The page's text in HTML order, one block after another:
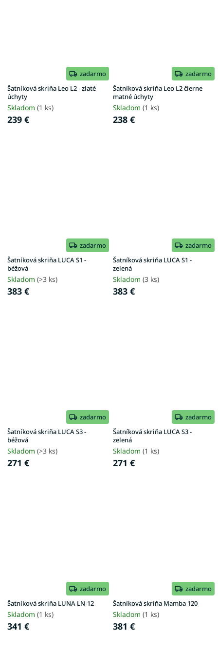
zadarmo
Šatníková skriňa Leo L2 - zlaté
úchyty
Skladom (1 ks)
239 €
zadarmo
Šatníková skriňa Leo L2 čierne
matné úchyty
Skladom (1 ks)
238 €
zadarmo
Šatníková skriňa LUCA S1 -
béžová
Skladom (>3 ks)
383 €
zadarmo
Šatníková skriňa LUCA S1 -
zelená
Skladom (3 ks)
383 €
zadarmo
Šatníková skriňa LUCA S3 -
béžová
Skladom (>3 ks)
271 €
zadarmo
Šatníková skriňa LUCA S3 -
zelená
Skladom (1 ks)
271 €
zadarmo
Šatníková skriňa LUNA LN-12
Skladom (1 ks)
341 €
zadarmo
Šatníková skriňa Mamba 120
Skladom (1 ks)
381 €